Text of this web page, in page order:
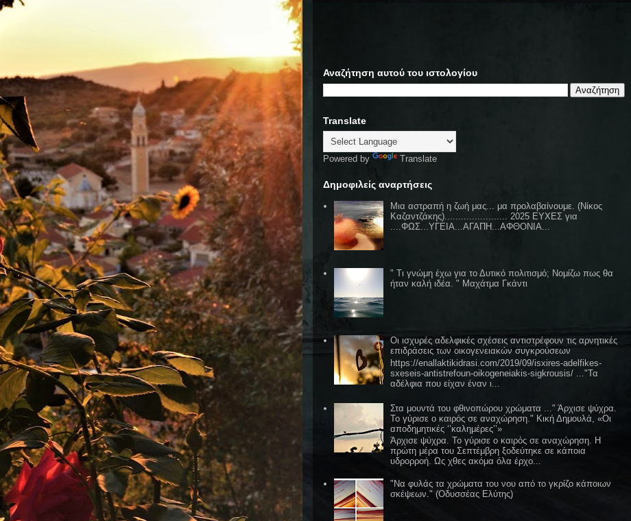
Αναζήτηση αυτού του ιστολογίου
Translate
Powered by Translate
Δημοφιλείς αναρτήσεις
Μια αστραπή η ζωή μας... μα προλαβαίνουμε. (Νίκος
Καζαντζάκης)....................... 2025 ΕΥΧΕΣ για
....ΦΩΣ...ΥΓΕΙΑ...ΑΓΑΠΗ...ΑΦΘΟΝΙΑ...
" Τι γνώμη έχω για το Δυτικό πολιτισμό; Νομίζω πως θα
ήταν καλή ιδέα. " Μαχάτμα Γκάντι
Οι ισχυρές αδελφικές σχέσεις αντιστρέφουν τις αρνητικές
επιδράσεις των οικογενειακών συγκρούσεων
https://enallaktikidrasi.com/2019/09/isxires-adelfikes-
sxeseis-antistrefoun-oikogeneiakis-sigkrousis/ ..."Τα
αδέλφια που είχαν έναν ι...
Στα μουντά του φθινοπώρου χρώματα ..." Άρχισε ψύχρα.
Το γύρισε ο καιρός σε αναχώρηση." Κική Δημουλά, «Οι
αποδημητικές ‘’καλημέρες’’»
Άρχισε ψύχρα. Το γύρισε ο καιρός σε αναχώρηση. Η
πρώτη μέρα του Σεπτέμβρη ξοδεύτηκε σε κάποια
υδρορροή. Ως χθες ακόμα όλα έρχο...
"Να φυλάς τα χρώματα του νου από το γκρίζο κάποιων
σκέψεων." (Οδυσσέας Ελύτης)